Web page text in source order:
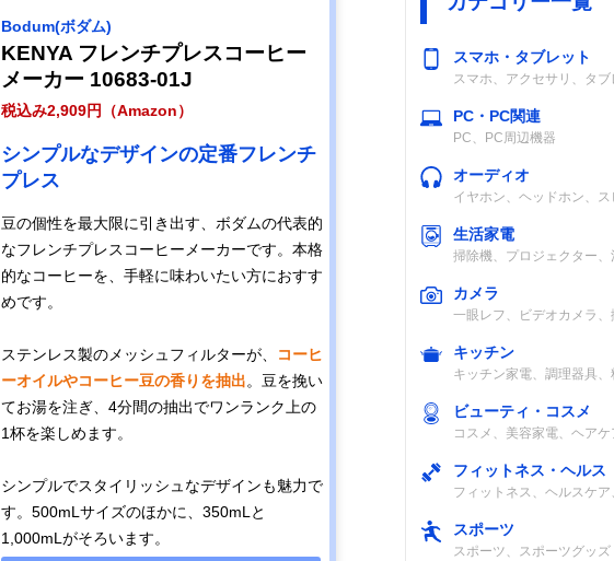
‎Bodum(ボダム)
KENYA フレンチプレスコーヒー
メーカー 10683-01J
税込み2,909円（Amazon）
シンプルなデザインの定番フレンチ
プレス
豆の個性を最大限に引き出す、ボダムの代表的
なフレンチプレスコーヒーメーカーです。本格
的なコーヒーを、手軽に味わいたい方におすす
めです。
ステンレス製のメッシュフィルターが、
コーヒ
ーオイルやコーヒー豆の香りを抽出。豆を挽い
てお湯を注ぎ、4分間の抽出でワンランク上の
1杯を楽しめます。
シンプルでスタイリッシュなデザインも魅力で
す。500mLサイズのほかに、350mLと
1,000mLがそろいます。
スマホ・タブレット
スマホ、アクセサリ、タブ
PC・PC関連
PC、PC周辺機器
オーディオ
イヤホン、ヘッドホン、ス
生活家電
掃除機、プロジェクター、
カメラ
一眼レフ、ビデオカメラ、
キッチン
キッチン家電、調理器具、
ビューティ・コスメ
コスメ、美容家電、ヘアケ
フィットネス・ヘルス
フィットネス、ヘルスケア
スポーツ
スポーツ、スポーツグッズ